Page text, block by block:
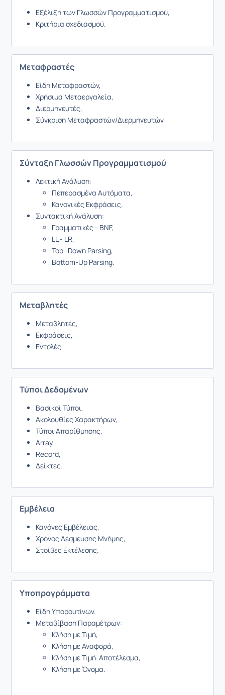
Εξέλιξη των Γλωσσών Προγραμματισμού,
Κριτήρια σχεδιασμού.
Μεταφραστές
Είδη Μεταφραστών,
Χρήσιμα Μεταεργαλεία,
Διερμηνευτές,
Σύγκριση Μεταφραστών/Διερμηνευτών
Σύνταξη Γλωσσών Προγραμματισμού
Λεκτική Ανάλυση:
Πεπερασμένα Αυτόματα,
Κανονικές Εκφράσεις.
Συντακτική Ανάλυση:
Γραμματικές - BNF,
LL - LR,
Top -Down Parsing,
Bottom-Up Parsing.
Μεταβλητές
Μεταβλητές,
Εκφράσεις,
Εντολές.
Τύποι Δεδομένων
Βασικοί Τύποι,
Ακολουθίες Χαρακτήρων,
Τύποι Απαρίθμησης,
Array,
Record,
Δείκτες.
Εμβέλεια
Κανόνες Εμβέλειας,
Χρόνος Δέσμευσης Μνήμης,
Στοίβες Εκτέλεσης.
Υποπρογράμματα
Είδη Υπορουτίνων.
Μεταβίβαση Παραμέτρων:
Κλήση με Τιμή,
Κλήση με Αναφορά,
Κλήση με Τιμή-Αποτέλεσμα,
Κλήση με Όνομα.